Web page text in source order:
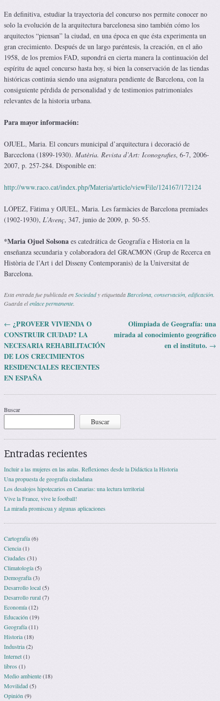
En definitiva, estudiar la trayectoria del concurso nos permite conocer no
solo la evolución de la arquitectura barcelonesa sino también cómo los
arquitectos “piensan” la ciudad, en una época en que ésta experimenta un
gran crecimiento. Después de un largo paréntesis, la creación, en el año
1958, de los premios FAD, supondrá en cierta manera la continuación del
espíritu de aquel concurso hasta hoy, si bien la conservación de las tiendas
históricas continúa siendo una asignatura pendiente de Barcelona, con la
consiguiente pérdida de personalidad y de testimonios patrimoniales
relevantes de la historia urbana.
Para mayor información:
OJUEL, Maria. El concurs municipal d’arquitectura i decoració de
Barceclona (1899-1930). Matèria. Revista d’Art: Iconografies, 6-7, 2006-
2007, p. 257-284. Disponible en:
http://www.raco.cat/index.php/Materia/article/viewFile/124167/172124
LÓPEZ, Fàtima y OJUEL, Maria. Les farmàcies de Barcelona premiades
(1902-1930), L’Avenç, 347, junio de 2009, p. 50-55.
*Maria Ojuel Solsona es catedrática de Geografía e Historia en la
enseñanza secundaria y colaboradora del GRACMON (Grup de Recerca en
Història de l’Art i del Disseny Contemporanis) de la Universitat de
Barcelona.
Esta entrada fue publicada enSociedady etiquetadaBarcelona, conservación, edificación.
Guarda elenlace permanente.
Navegación de entradas
← ¿PROVEER VIVIENDA O
CONSTRUIR CIUDAD? LA
NECESARIA REHABILITACIÓN
DE LOS CRECIMIENTOS
RESIDENCIALES RECIENTES
EN ESPAÑA
Olimpiada de Geografía: una
mirada al conocimiento geográfico
en el instituto. →
Buscar
Buscar
Entradas recientes
Incluir a las mujeres en las aulas. Reflexiones desde la Didáctica la Historia
Una propuesta de geografía ciudadana
Los desalojos hipotecarios en Canarias: una lectura territorial
Vive la France, vive le football!
La mirada promiscua y algunas aplicaciones
Cartografía(6)
Ciencia(1)
Ciudades (31)
Climatología(5)
Demografía(3)
Desarrollo local(5)
Desarrollo rural(7)
Economía(12)
Educación (19)
Geografía(11)
Historia(18)
Industria(2)
Internet(1)
libros (1)
Medio ambiente(18)
Movilidad(5)
Opinión (9)